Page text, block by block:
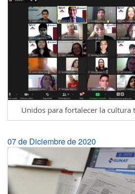
Unidos para fortalecer la cultura
07 de Diciembre de 2020